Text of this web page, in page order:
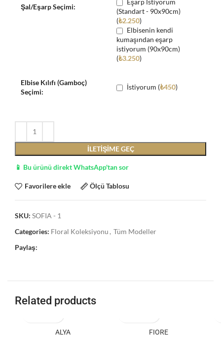
Şal/Eşarp Seçimi:
Eşarp İstiyorum
(Standart - 90x90cm)
(₺2.250)
Elbisenin kendi
kumaşından eşarp
istiyorum (90x90cm)
(₺3.250)
Elbise Kılıfı (Gamboç)
Seçimi:
İstiyorum (₺450)
İLETIŞIME GEÇ
📱 Bu ürünü direkt WhatsApp'tan sor
Favorilere ekle Ölçü Tablosu
SKU: SOFIA - 1
Categories: Floral Koleksiyonu , Tüm Modeller
Paylaş:
Related products
ALYA FIORE